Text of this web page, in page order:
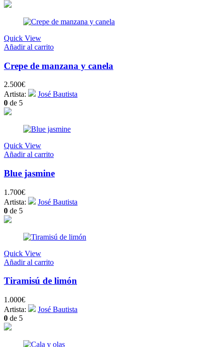
Quick View
Añadir al carrito
Crepe de manzana y canela
2.500€
Artista:
José Bautista
0 de 5
Quick View
Añadir al carrito
Blue jasmine
1.700€
Artista:
José Bautista
0 de 5
Quick View
Añadir al carrito
Tiramisú de limón
1.000€
Artista:
José Bautista
0 de 5